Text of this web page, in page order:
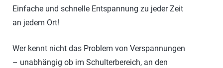
Einfache und schnelle Entspannung zu jeder Zeit
an jedem Ort!
Wer kennt nicht das Problem von Verspannungen
– unabhängig ob im Schulterbereich, an den